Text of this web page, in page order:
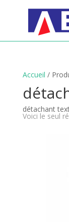
Accueil /
détachant
Voici le seul